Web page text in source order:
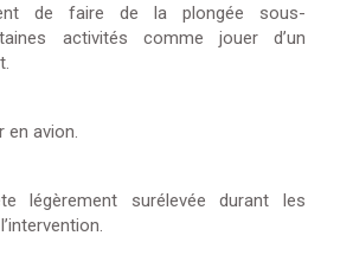
de faire de la plongée sous-
activités comme jouer d’un
en avion.
légèrement surélevée durant les